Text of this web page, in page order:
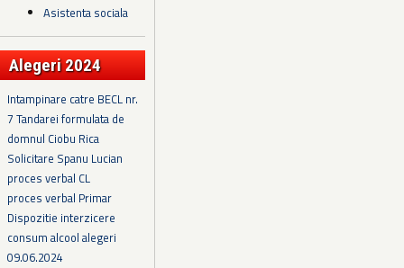
Asistenta sociala
Alegeri 2024
Intampinare catre BECL nr.
7 Tandarei formulata de
domnul Ciobu Rica
Solicitare Spanu Lucian
proces verbal CL
proces verbal Primar
Dispozitie interzicere
consum alcool alegeri
09.06.2024